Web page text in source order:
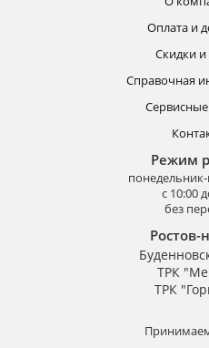
Оплата и
Скидки
Справочная
Режим
с 10:00
без
Ростов-
ТРК
ТРК